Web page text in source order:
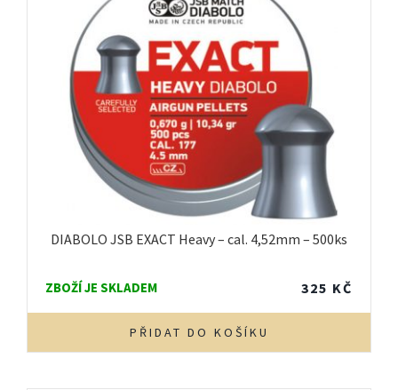
DIABOLO JSB EXACT Heavy – cal. 4,52mm – 500ks
ZBOŽÍ JE SKLADEM 325 KČ
PŘIDAT DO KOŠÍKU